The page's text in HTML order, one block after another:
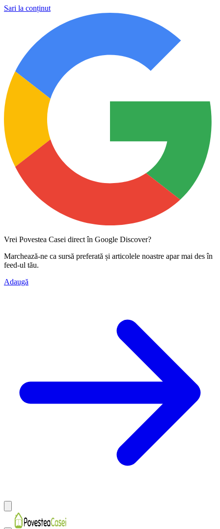
Sari la conținut
Vrei Povestea Casei direct în Google Discover?
Marchează-ne ca sursă preferată și articolele noastre apar mai des în
feed-ul tău.
Adaugă